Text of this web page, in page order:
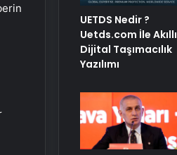
UETDS Nedir ?
Uetds.com İle Akıllı
Dijital Taşımacılık
Yazılımı